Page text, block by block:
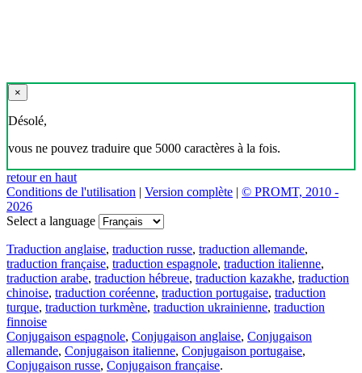
×
Désolé,
vous ne pouvez traduire que 5000 caractères à la fois.
retour en haut
Conditions de l'utilisation | Version complète | © PROMT, 2010 -
2026
Select a language
Traduction anglaise, traduction russe, traduction allemande,
traduction française, traduction espagnole, traduction italienne,
traduction arabe, traduction hébreue, traduction kazakhe, traduction
chinoise, traduction coréenne, traduction portugaise, traduction
turque, traduction turkmène, traduction ukrainienne, traduction
finnoise
Conjugaison espagnole, Conjugaison anglaise, Conjugaison
allemande, Conjugaison italienne, Conjugaison portugaise,
Conjugaison russe, Conjugaison française.